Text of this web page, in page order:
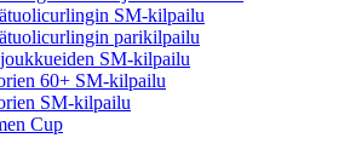
SM-kilpailu
parikilpailu
SM-kilpailu
60+ SM-kilpailu
SM-kilpailu
Cup